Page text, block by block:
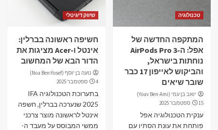
טכנולוגיה
המתקפה החדשה של
אפל: ה-AirPods Pro 3
נוחתות בישראל,
והביקוש לאייפון 17 כבר
שובר שיאים
יואב בן עמי (Yoav Ben-Ami)
15 ספטמבר 2025
ענקית הטכנולוגיה אפל
פותחת את עונת הסתיו עם
שיווק דיגיטלי
חשיפה ראשונה בברלין:
אינטל ו-Acer מציגות את
הדור הבא של המחשוב
נועה בן יוסף (Noa Ben-Yosef)
4 ספטמבר 2025
בתערוכת הטכנולוגיה IFA
2025 שנערכה בברלין, חשפה
אינטל לראשונה מוצר צרכני
ממשי המבוסס על מעבד ה-